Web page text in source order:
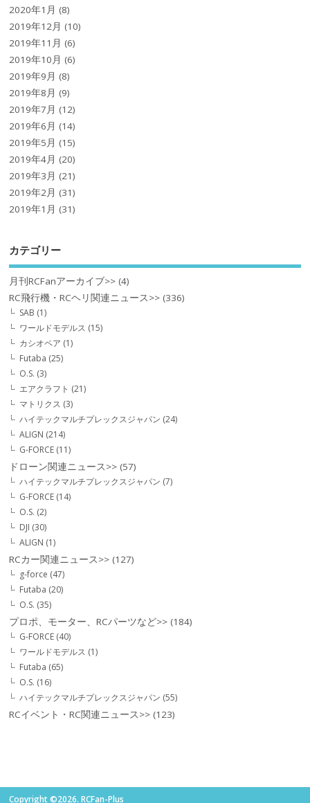
2020年1月 (8)
2019年12月 (10)
2019年11月 (6)
2019年10月 (6)
2019年9月 (8)
2019年8月 (9)
2019年7月 (12)
2019年6月 (14)
2019年5月 (15)
2019年4月 (20)
2019年3月 (21)
2019年2月 (31)
2019年1月 (31)
カテゴリー
月刊RCFanアーカイブ>> (4)
RC飛行機・RCヘリ関連ニュース>> (336)
SAB (1)
ワールドモデルス (15)
カシオペア (1)
Futaba (25)
O.S. (3)
エアクラフト (21)
マトリクス (3)
ハイテックマルチプレックスジャパン (24)
ALIGN (214)
G-FORCE (11)
ドローン関連ニュース>> (57)
ハイテックマルチプレックスジャパン (7)
G-FORCE (14)
O.S. (2)
DJI (30)
ALIGN (1)
RCカー関連ニュース>> (127)
g-force (47)
Futaba (20)
O.S. (35)
プロポ、モーター、RCパーツなど>> (184)
G-FORCE (40)
ワールドモデルス (1)
Futaba (65)
O.S. (16)
ハイテックマルチプレックスジャパン (55)
RCイベント・RC関連ニュース>> (123)
Copyright ©2026. RCFan-Plus